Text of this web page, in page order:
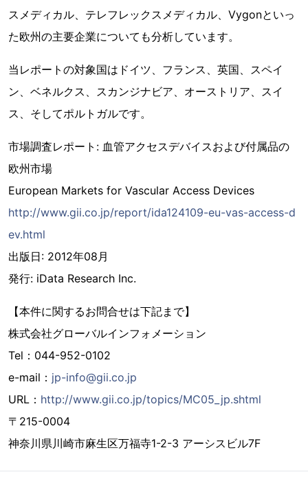
スメディカル、テレフレックスメディカル、Vygonといっ
た欧州の主要企業についても分析しています。
当レポートの対象国はドイツ、フランス、英国、スペイ
ン、ベネルクス、スカンジナビア、オーストリア、スイ
ス、そしてポルトガルです。
市場調査レポート: 血管アクセスデバイスおよび付属品の
欧州市場
European Markets for Vascular Access Devices
http://www.gii.co.jp/report/ida124109-eu-vas-access-d
ev.html
出版日: 2012年08月
発行: iData Research Inc.
【本件に関するお問合せは下記まで】
株式会社グローバルインフォメーション
Tel：044-952-0102
e-mail： jp-info@gii.co.jp
URL： http://www.gii.co.jp/topics/MC05_jp.shtml
〒215-0004
神奈川県川崎市麻生区万福寺1-2-3 アーシスビル7F